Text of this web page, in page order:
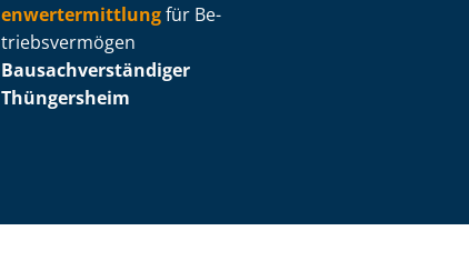
en­wert­ermitt­lungfür Be­
triebs­ver­mö­gen
Bau­sach­ver­stän­di­ger
Thüngersheim